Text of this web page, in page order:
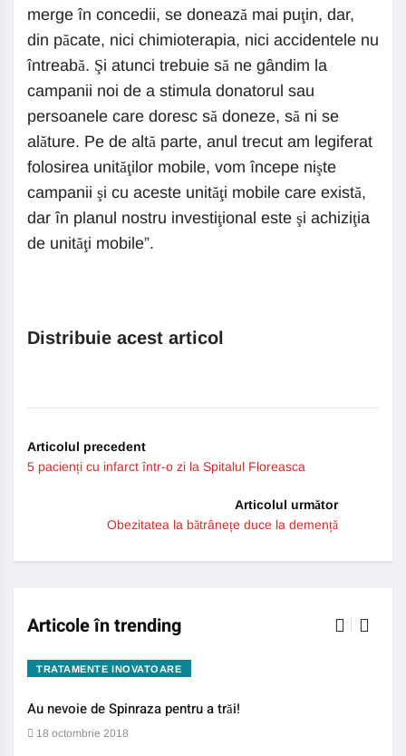
merge în concedii, se donează mai puţin, dar,
din păcate, nici chimioterapia, nici accidentele nu
întreabă. Şi atunci trebuie să ne gândim la
campanii noi de a stimula donatorul sau
persoanele care doresc să doneze, să ni se
alăture. Pe de altă parte, anul trecut am legiferat
folosirea unităţilor mobile, vom începe nişte
campanii şi cu aceste unităţi mobile care există,
dar în planul nostru investiţional este şi achiziţia
de unităţi mobile”.
Distribuie acest articol
Articolul precedent
5 pacienți cu infarct într-o zi la Spitalul Floreasca
Articolul următor
Obezitatea la bătrânețe duce la demență
Articole în trending
TRATAMENTE INOVATOARE
Au nevoie de Spinraza pentru a trăi!
18 octombrie 2018